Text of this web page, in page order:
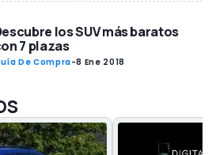
los SUV más baratos
7 plazas
De Compra-8 Ene 2018